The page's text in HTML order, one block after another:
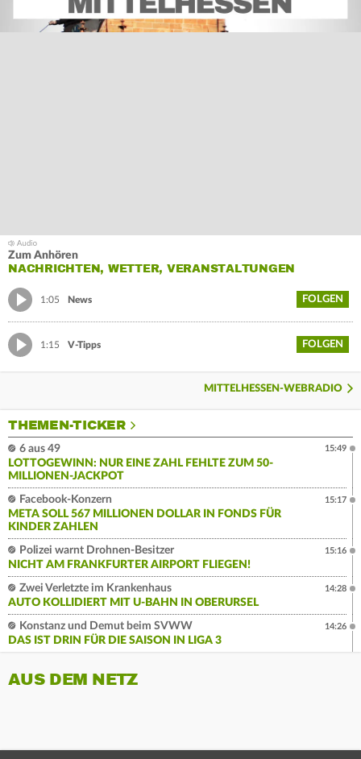
Zum Anhören
NACHRICHTEN, WETTER, VERANSTALTUNGEN
1:05 News FOLGEN
1:15 V-Tipps FOLGEN
MITTELHESSEN-WEBRADIO
THEMEN-TICKER
6 aus 49
LOTTOGEWINN: NUR EINE ZAHL FEHLTE ZUM 50-
MILLIONEN-JACKPOT
15:49
Facebook-Konzern
META SOLL 567 MILLIONEN DOLLAR IN FONDS FÜR
KINDER ZAHLEN
15:17
Polizei warnt Drohnen-Besitzer
NICHT AM FRANKFURTER AIRPORT FLIEGEN!
15:16
Zwei Verletzte im Krankenhaus
AUTO KOLLIDIERT MIT U-BAHN IN OBERURSEL
14:28
Konstanz und Demut beim SVWW
DAS IST DRIN FÜR DIE SAISON IN LIGA 3
14:26
AUS DEM NETZ